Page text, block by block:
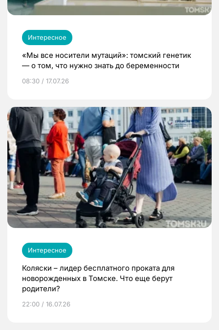
Интересное
«Мы все носители мутаций»: томский генетик
— о том, что нужно знать до беременности
08:30 / 17.07.26
Интересное
Коляски – лидер бесплатного проката для
новорожденных в Томске. Что еще берут
родители?
22:00 / 16.07.26